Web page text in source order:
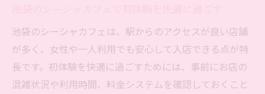
池袋のシーシャカフェは、駅からのアクセスが良い店舗
が多く、女性や一人利用でも安心して入店できる点が特
長です。初体験を快適に過ごすためには、事前にお店の
混雑状況や利用時間、料金システムを確認しておくこと